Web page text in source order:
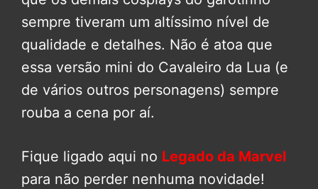
sempre tiveram um altíssimo nível de
qualidade e detalhes. Não é atoa que
essa versão mini do Cavaleiro da Lua (e
de vários outros personagens) sempre
rouba a cena por aí.
Fique ligado aqui no Legado da Marvel
para não perder nenhuma novidade!